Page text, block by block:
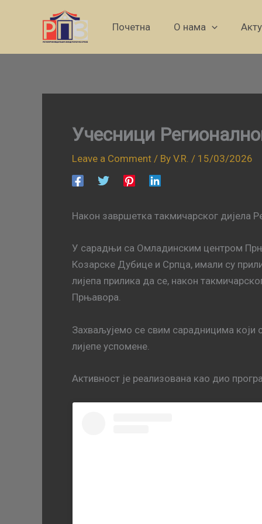
Почетна О нама
Учесници
Leave a Comment / By V.R. / 15/03/2026
Након завршетка такмичарског дијела
У сарадњи са Омладинским центром
Козарске Дубице и Српца, имали су
лијепа прилика да се, након
Прњавора.
Захваљујемо се свим сарадницима који
лијепе успомене.
Активност је реализована као дио